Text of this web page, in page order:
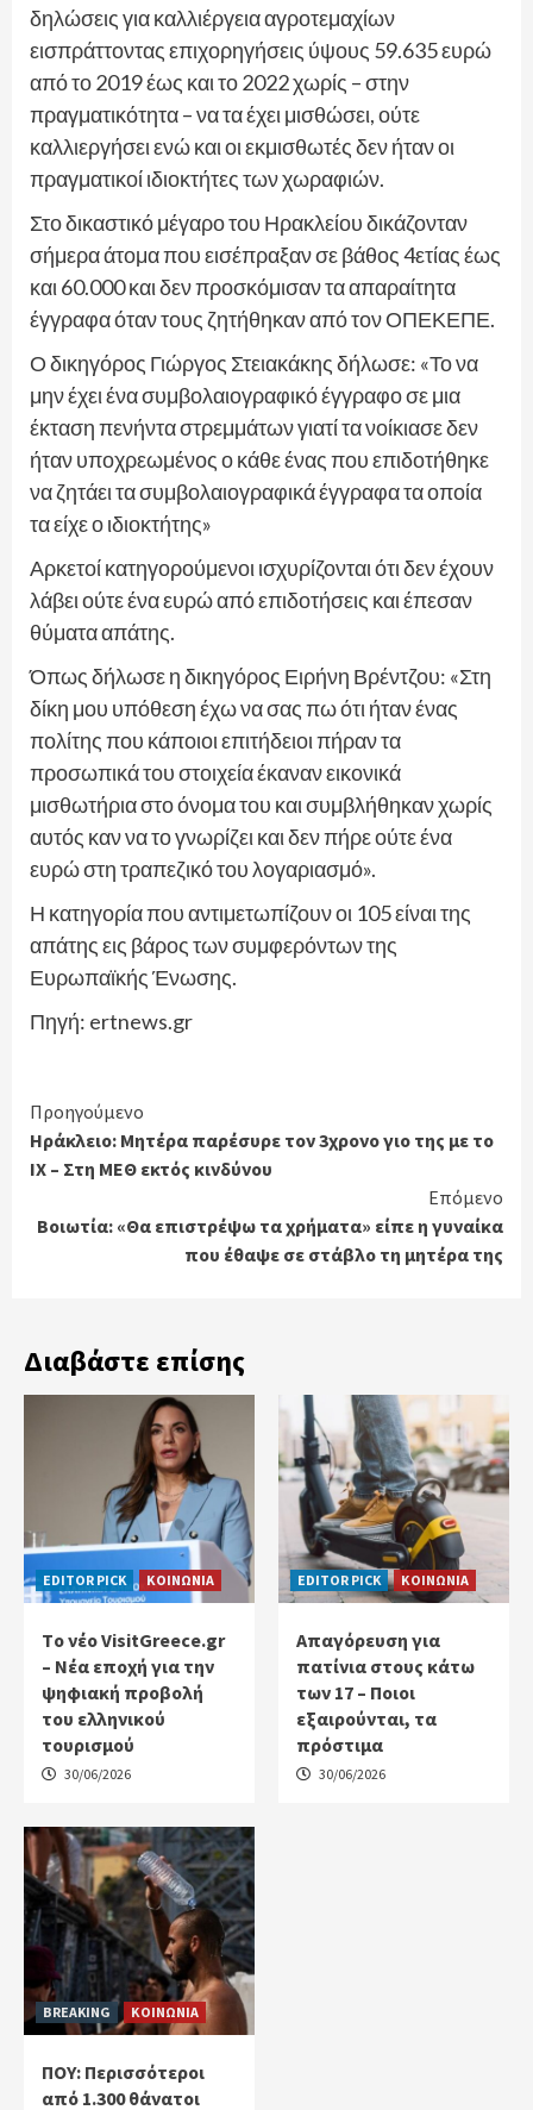
δηλώσεις για καλλιέργεια αγροτεμαχίων
εισπράττοντας επιχορηγήσεις ύψους 59.635 ευρώ
από το 2019 έως και το 2022 χωρίς – στην
πραγματικότητα – να τα έχει μισθώσει, ούτε
καλλιεργήσει ενώ και οι εκμισθωτές δεν ήταν οι
πραγματικοί ιδιοκτήτες των χωραφιών.
Στο δικαστικό μέγαρο του Ηρακλείου δικάζονταν
σήμερα άτομα που εισέπραξαν σε βάθος 4ετίας έως
και 60.000 και δεν προσκόμισαν τα απαραίτητα
έγγραφα όταν τους ζητήθηκαν από τον ΟΠΕΚΕΠΕ.
Ο δικηγόρος Γιώργος Στειακάκης δήλωσε: «Το να
μην έχει ένα συμβολαιογραφικό έγγραφο σε μια
έκταση πενήντα στρεμμάτων γιατί τα νοίκιασε δεν
ήταν υποχρεωμένος ο κάθε ένας που επιδοτήθηκε
να ζητάει τα συμβολαιογραφικά έγγραφα τα οποία
τα είχε ο ιδιοκτήτης»
Αρκετοί κατηγορούμενοι ισχυρίζονται ότι δεν έχουν
λάβει ούτε ένα ευρώ από επιδοτήσεις και έπεσαν
θύματα απάτης.
Όπως δήλωσε η δικηγόρος Ειρήνη Βρέντζου: «Στη
δίκη μου υπόθεση έχω να σας πω ότι ήταν ένας
πολίτης που κάποιοι επιτήδειοι πήραν τα
προσωπικά του στοιχεία έκαναν εικονικά
μισθωτήρια στο όνομα του και συμβλήθηκαν χωρίς
αυτός καν να το γνωρίζει και δεν πήρε ούτε ένα
ευρώ στη τραπεζικό του λογαριασμό».
Η κατηγορία που αντιμετωπίζουν οι 105 είναι της
απάτης εις βάρος των συμφερόντων της
Ευρωπαϊκής Ένωσης.
Πηγή: ertnews.gr
Continue
Reading
Προηγούμενο
Ηράκλειο: Μητέρα παρέσυρε τον 3χρονο γιο της με το
ΙΧ – Στη ΜΕΘ εκτός κινδύνου
Επόμενο
Βοιωτία: «Θα επιστρέψω τα χρήματα» είπε η γυναίκα
που έθαψε σε στάβλο τη μητέρα της
Διαβάστε επίσης
EDITOR PICK ΚΟΙΝΩΝΙΑ
Tο νέο VisitGreece.gr
– Νέα εποχή για την
ψηφιακή προβολή
του ελληνικού
τουρισμού
30/06/2026
EDITOR PICK ΚΟΙΝΩΝΙΑ
Απαγόρευση για
πατίνια στους κάτω
των 17 – Ποιοι
εξαιρούνται, τα
πρόστιμα
30/06/2026
BREAKING ΚΟΙΝΩΝΙΑ
ΠΟΥ: Περισσότεροι
από 1.300 θάνατοι